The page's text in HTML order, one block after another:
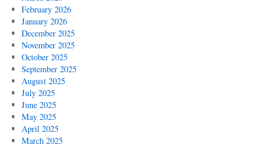
February 2026
January 2026
December 2025
November 2025
October 2025
September 2025
August 2025
July 2025
June 2025
May 2025
April 2025
March 2025